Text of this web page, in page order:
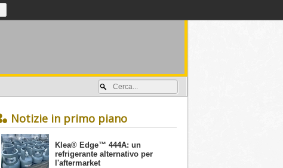
Notizie in primo piano
​Klea® Edge™ 444A: un
refrigerante alternativo per
l'aftermarket